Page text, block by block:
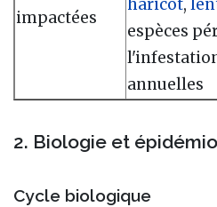
impactées
haricot,
espèces
annuelles
2. Biologie et
Cycle biologique